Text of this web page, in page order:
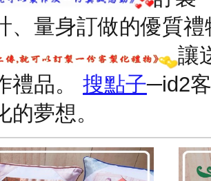
、量身訂做的優質禮
讓
禮品。 搜點子─id2
夢想。